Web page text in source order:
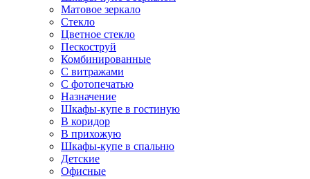
Матовое зеркало
Стекло
Цветное стекло
Пескоструй
Комбинированные
С витражами
С фотопечатью
Назначение
Шкафы-купе в гостиную
В коридор
В прихожую
Шкафы-купе в спальню
Детские
Офисные